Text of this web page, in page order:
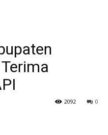
0
2092